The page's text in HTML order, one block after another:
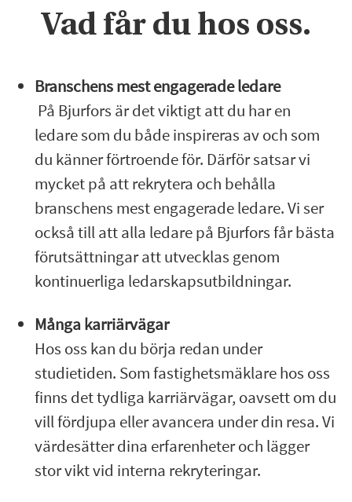
Vad får du hos oss.
Branschens mest engagerade ledare
På Bjurfors är det viktigt att du har en
ledare som du både inspireras av och som
du känner förtroende för. Därför satsar vi
mycket på att rekrytera och behålla
branschens mest engagerade ledare. Vi ser
också till att alla ledare på Bjurfors får bästa
förutsättningar att utvecklas genom
kontinuerliga ledarskapsutbildningar.
Många karriärvägar
Hos oss kan du börja redan under
studietiden. Som fastighetsmäklare hos oss
finns det tydliga karriärvägar, oavsett om du
vill fördjupa eller avancera under din resa. Vi
värdesätter dina erfarenheter och lägger
stor vikt vid interna rekryteringar.